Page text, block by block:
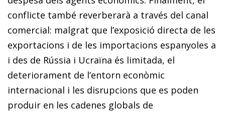
conflicte també reverberarà a través del canal
comercial: malgrat que l’exposició directa de les
exportacions i de les importacions espanyoles a
i des de Rússia i Ucraïna és limitada, el
deteriorament de l’entorn econòmic
internacional i les disrupcions que es poden
produir en les cadenes globals de